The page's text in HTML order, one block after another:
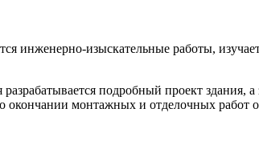
инженерно-изыскательные работы,
подробный проект здания, а
окончании монтажных и отделочных работ